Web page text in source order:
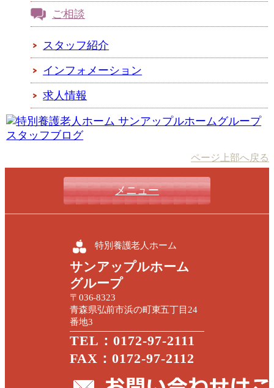
ご相談
スタッフ紹介
インフォメーション
求人情報
ページ上部へ戻る
メニュー
特別養護老人ホーム
サンアップルホーム
グループ
〒036-8323
青森県弘前市浜の町東五丁目24
番地3
TEL：0172-97-2111
FAX：0172-97-2112